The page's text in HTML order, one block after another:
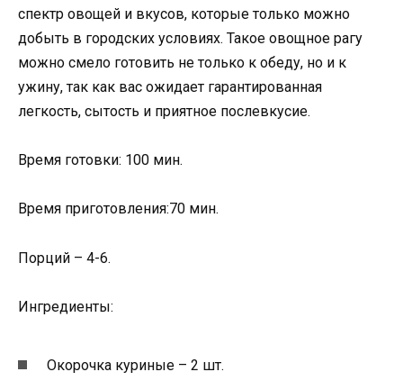
спектр овощей и вкусов, которые только можно
добыть в городских условиях. Такое овощное рагу
можно смело готовить не только к обеду, но и к
ужину, так как вас ожидает гарантированная
легкость, сытость и приятное послевкусие.
Время готовки: 100 мин.
Время приготовления:70 мин.
Порций – 4-6.
Ингредиенты:
Окорочка куриные – 2 шт.